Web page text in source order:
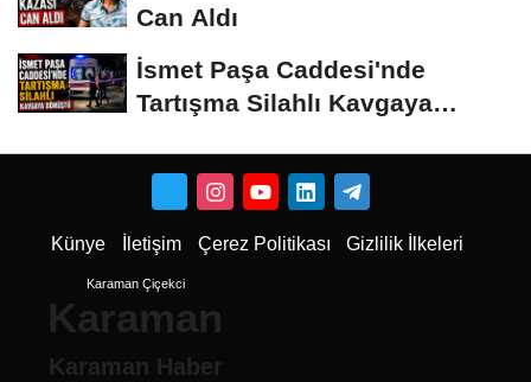
Can Aldı
İsmet Paşa Caddesi'nde
Tartışma Silahlı Kavgaya
Künye İletişim Çerez Politikası Gizlilik İlkeleri
Karaman Çiçekci
Karaman
Karaman Haber